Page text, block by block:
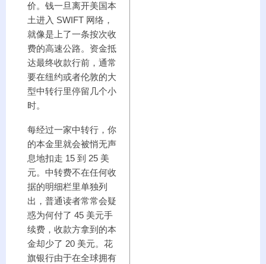
价。钱一旦离开美国本
土进入 SWIFT 网络，
就像是上了一条按次收
费的高速公路。资金抵
达最终收款行前，通常
要在纽约或者伦敦的大
型中转行里停留几个小
时。
每经过一家中转行，你
的本金里就会被悄无声
息地扣走 15 到 25 美
元。中转费不在任何收
据的明细栏里单独列
出，普通读者常常会疑
惑为何付了 45 美元手
续费，收款方拿到的本
金却少了 20 美元。花
旗银行由于在全球拥有